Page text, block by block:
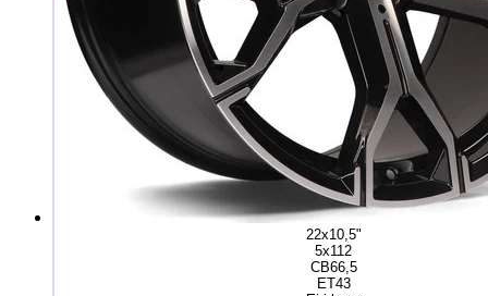
22x10,5"
5x112
CB66,5
ET43